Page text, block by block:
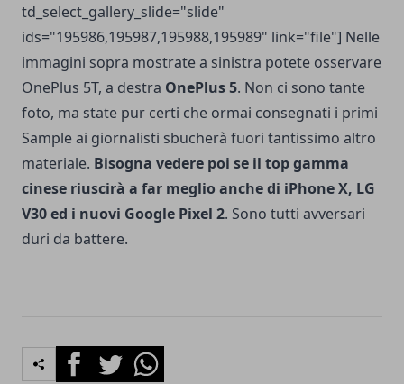
td_select_gallery_slide="slide"
ids="195986,195987,195988,195989" link="file"] Nelle
immagini sopra mostrate a sinistra potete osservare
OnePlus 5T, a destra OnePlus 5. Non ci sono tante
foto, ma state pur certi che ormai consegnati i primi
Sample ai giornalisti sbucherà fuori tantissimo altro
materiale. Bisogna vedere poi se il top gamma
cinese riuscirà a far meglio anche di iPhone X, LG
V30ed i nuovi Google Pixel 2. Sono tutti avversari
duri da battere.
FacebookTwitterWhatsapp